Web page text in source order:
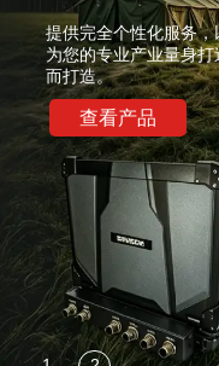
提供完全个性化服务
为您的专业产业量身
而打造。
查看产品